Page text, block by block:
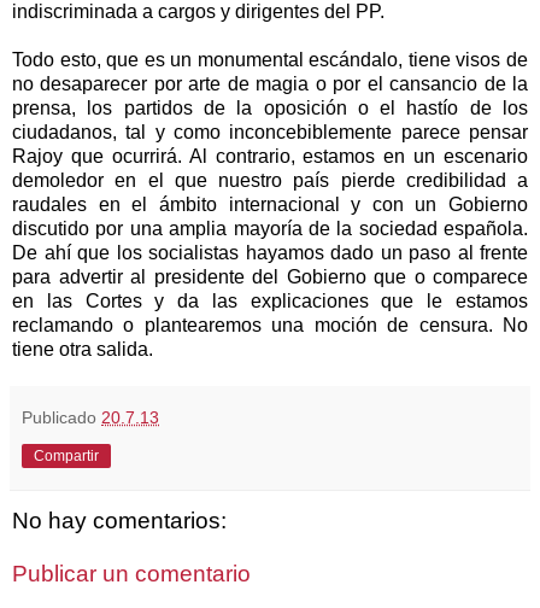
indiscriminada a cargos y dirigentes del PP.
Todo esto, que es un monumental escándalo, tiene visos de
no desaparecer por arte de magia o por el cansancio de la
prensa, los partidos de la oposición o el hastío de los
ciudadanos, tal y como inconcebiblemente parece pensar
Rajoy que ocurrirá. Al contrario, estamos en un escenario
demoledor en el que nuestro país pierde credibilidad a
raudales en el ámbito internacional y con un Gobierno
discutido por una amplia mayoría de la sociedad española.
De ahí que los socialistas hayamos dado un paso al frente
para advertir al presidente del Gobierno que o comparece
en las Cortes y da las explicaciones que le estamos
reclamando o plantearemos una moción de censura. No
tiene otra salida.
Publicado 20.7.13
Compartir
No hay comentarios:
Publicar un comentario